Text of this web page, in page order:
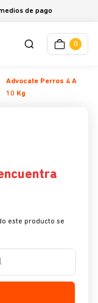
de pago
0
Advocate Perros 4 A
10 Kg